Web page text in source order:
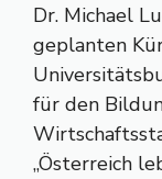
Dr. Michael
geplanten
für den
„Österreich